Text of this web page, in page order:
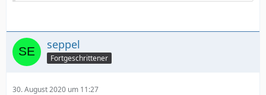
seppel
Fortgeschrittener
30. August 2020 um 11:27